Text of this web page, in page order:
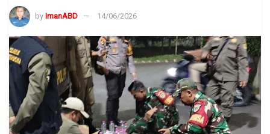
by ImanABD 14/06/2026